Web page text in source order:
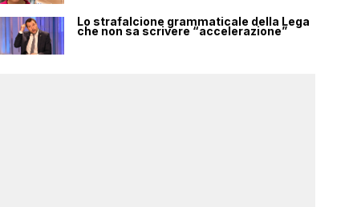
Lo strafalcione grammaticale della Lega
che non sa scrivere “accelerazione”